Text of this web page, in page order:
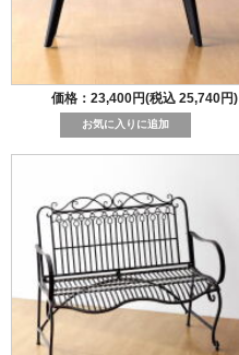
価格：23,400円(税込 25,740円)